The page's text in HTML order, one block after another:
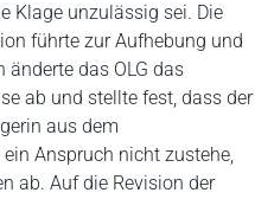
Klage unzulässig sei. Die
führte zur Aufhebung und
das OLG das
ab und stellte fest, dass der
aus dem
Anspruch nicht zustehe,
ab. Auf die Revision der